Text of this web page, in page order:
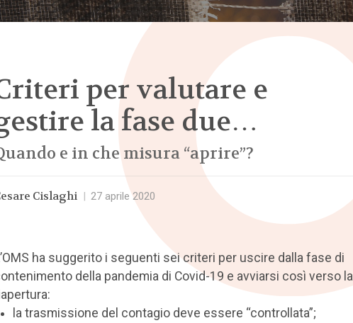
per valutare e
la fase due…
e in che misura “aprire”?
Cislaghi 27 aprile 2020
ha suggerito i seguenti sei criteri per uscire dalla fase di
della pandemia di Covid-19 e avviarsi così verso la
la trasmissione del contagio deve essere “controllata”;